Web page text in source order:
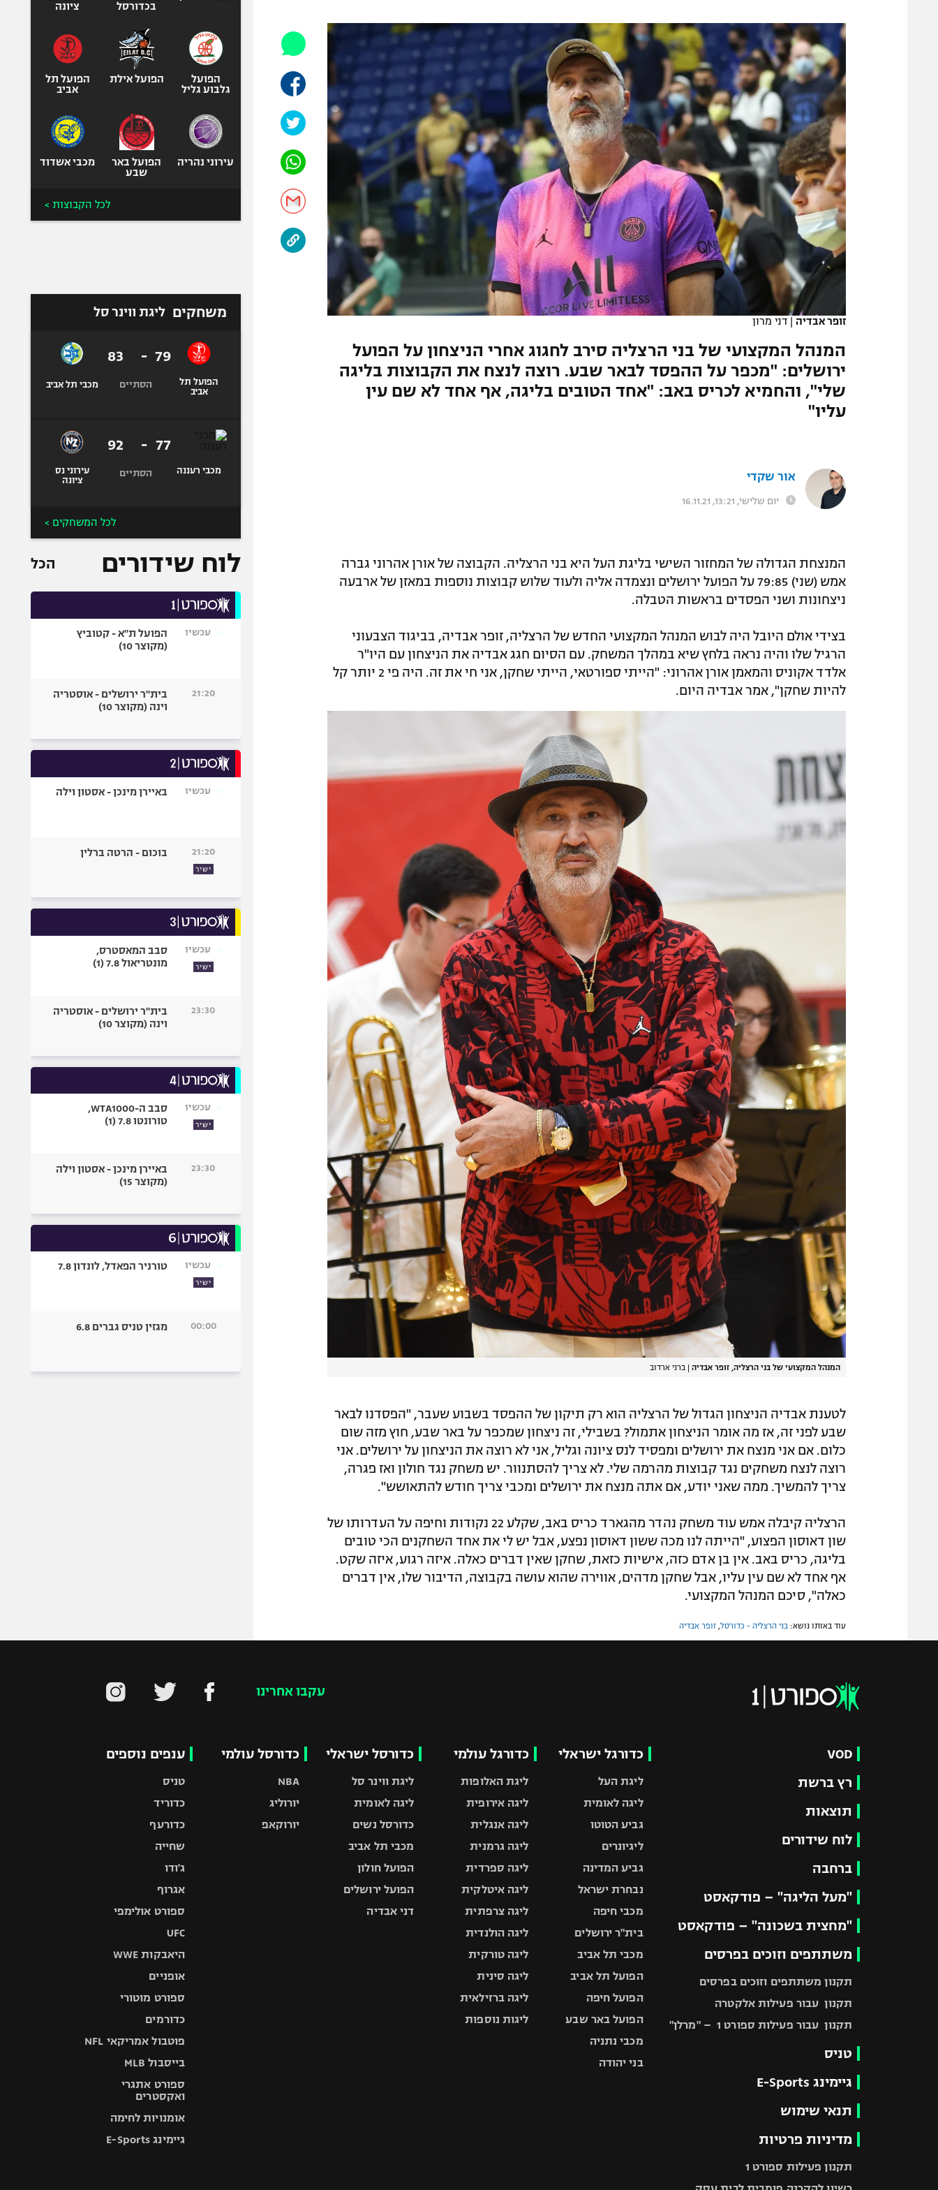
תקנון משתתפים וזוכים בפרסים
תקנון עבור פעילות אלקטרה
תקנון עבור פעילות ספורט 1 – "מרלן"
טניס
גיימינג E-Sports
תנאי שימוש
מדיניות פרטיות
תקנון פעילות ספורט 1
רשיון להקרנה פומבית לבית עסק
הצטרפות לחבילת הערוצים
לוח דרושים – ג'ובנט
המגזין
הפועל תל אביב
הפועל חיפה
הפועל באר שבע
מכבי נתניה
בני יהודה
ליגה סינית
ליגה ברזילאית
ליגות נוספות
ספורט מוטורי
כדורמים
ספורט אתגרי
ואקסטרים
אומנויות לחימה
זופר אבדיה | דני מרון
המנהל המקצועי של בני הרצליה סירב לחגוג אחרי הניצחון על הפועל
ירושלים: "מכפר על ההפסד לבאר שבע. רוצה לנצח את הקבוצות בליגה
שלי", והחמיא לכריס באב: "אחד הטובים בליגה, אף אחד לא שם עין
עליו"
אור שקדי
יום שלישי, 13:21, 16.11.21
המנצחת הגדולה של המחזור השישי בליגת העל היא בני הרצליה. הקבוצה של אורן אהרוני גברה
אמש (שני) 79:85 על הפועל ירושלים ונצמדה אליה ולעוד שלוש קבוצות נוספות במאזן של ארבעה
ניצחונות ושני הפסדים בראשות הטבלה.
בצידי אולם היובל היה לבוש המנהל המקצועי החדש של הרצליה, זופר אבדיה, בביגוד הצבעוני
הרגיל שלו והיה נראה בלחץ שיא במהלך המשחק. עם הסיום חגג אבדיה את הניצחון עם היו"ר
אלדד אקוניס והמאמן אורן אהרוני: "הייתי ספורטאי, הייתי שחקן, אני חי את זה. היה פי 2 יותר קל
להיות שחקן", אמר אבדיה היום.
המנהל המקצועי של בני הרצליה, זופר אבדיה | ברני ארדוב
לטענת אבדיה הניצחון הגדול של הרצליה הוא רק תיקון של ההפסד בשבוע שעבר, "הפסדנו לבאר
שבע לפני זה, אז מה אומר הניצחון אתמול? בשבילי, זה ניצחון שמכפר על באר שבע, חוץ מזה שום
כלום. אם אני מנצח את ירושלים ומפסיד לנס ציונה וגליל, אני לא רוצה את הניצחון על ירושלים. אני
רוצה לנצח משחקים נגד קבוצות מהרמה שלי. לא צריך להסתנוור. יש משחק נגד חולון ואז פגרה,
צריך להמשיך. ממה שאני יודע, אם אתה מנצח את ירושלים ומכבי צריך חודש להתאושש".
הרצליה קיבלה אמש עוד משחק נהדר מהגארד כריס באב, שקלע 22 נקודות וחיפה על העדרותו של
שון דאוסון הפצוע, "הייתה לנו מכה ששון דאוסון נפצע, אבל יש לי את אחד השחקנים הכי טובים
בליגה, כריס באב. אין בן אדם כזה, אישיות כזאת, שחקן שאין דברים כאלה. איזה רגוע, איזה שקט.
אף אחד לא שם עין עליו, אבל שחקן מדהים, אווירה שהוא עושה בקבוצה, הדיבור שלו, אין דברים
כאלה", סיכם המנהל המקצועי.
עוד באותו נושא: בני הרצליה - כדורסל זופר אבדיה
בכדורסל
ציונה
הפועל
גלבוע גליל
הפועל אילת
הפועל תל
אביב
עירוני נהריה
הפועל באר
שבע
מכבי אשדוד
לכל הקבוצות >
משחקים ליגת ווינר סל
הפועל תל
אביב
79
-
83
הסתיים מכבי תל אביב
מכבי רעננה
77
-
92
הסתיים
עירוני נס
ציונה
לכל המשחקים >
לוח שידורים הכל
עכשיו
הפועל ת"א - קטוביץ
(מקוצר 10)
21:20
בית"ר ירושלים - אוסטריה
וינה (מקוצר 10)
עכשיו באיירן מינכן - אסטון וילה
21:20
ישיר
בוכום - הרטה ברלין
עכשיו
ישיר
סבב המאסטרס,
מונטריאול 7.8 (1)
23:30
בית"ר ירושלים - אוסטריה
וינה (מקוצר 10)
עכשיו
ישיר
סבב ה-WTA1000,
טורונטו 7.8 (1)
23:30
באיירן מינכן - אסטון וילה
(מקוצר 15)
עכשיו
ישיר
טורניר הפאדל, לונדון 7.8
00:00 מגזין טניס גברים 6.8
עקבו אחרינו
VOD
רץ ברשת
תוצאות
לוח שידורים
ברחבה
"מעל הליגה" – פודקאסט
"מחצית בשכונה" – פודקאסט
משתתפים וזוכים בפרסים
תקנון משתתפים וזוכים בפרסים
תקנון עבור פעילות אלקטרה
תקנון עבור פעילות ספורט 1 – "מרלן"
טניס
גיימינג E-Sports
תנאי שימוש
מדיניות פרטיות
תקנון פעילות ספורט 1
כדורגל ישראלי
ליגת העל
ליגה לאומית
גביע הטוטו
ליגיונרים
גביע המדינה
נבחרת ישראל
מכבי חיפה
בית"ר ירושלים
מכבי תל אביב
הפועל תל אביב
הפועל חיפה
הפועל באר שבע
מכבי נתניה
בני יהודה
כדורגל עולמי
ליגת האלופות
ליגה אירופית
ליגה אנגלית
ליגה גרמנית
ליגה ספרדית
ליגה איטלקית
ליגה צרפתית
ליגה הולנדית
ליגה טורקית
ליגה סינית
ליגה ברזילאית
ליגות נוספות
כדורסל ישראלי
ליגת ווינר סל
ליגה לאומית
כדורסל נשים
מכבי תל אביב
הפועל חולון
הפועל ירושלים
דני אבדיה
כדורסל עולמי
NBA
יורוליג
יורוקאפ
ענפים נוספים
טניס
כדוריד
כדורעף
שחייה
ג'ודו
אגרוף
ספורט אולימפי
UFC
היאבקות WWE
אופניים
ספורט מוטורי
כדורמים
פוטבול אמריקאי NFL
בייסבול MLB
ספורט אתגרי
ואקסטרים
אומנויות לחימה
גיימינג E-Sports